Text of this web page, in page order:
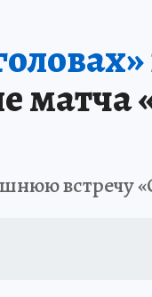
матча
встречу